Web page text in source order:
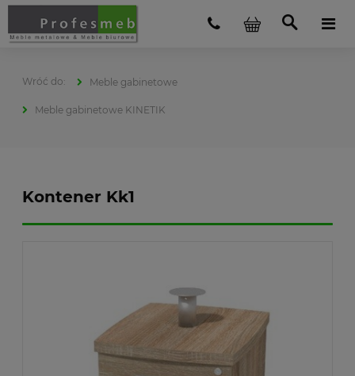
Meble gabinetowe
Meble gabinetowe KINETIK
Kontener Kk1